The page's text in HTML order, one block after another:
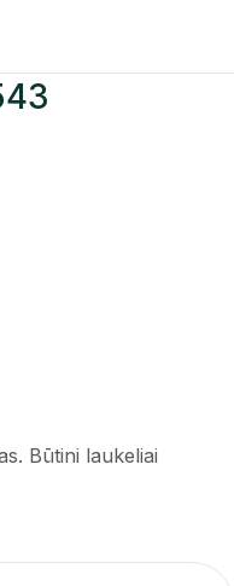
Būtini laukeliai